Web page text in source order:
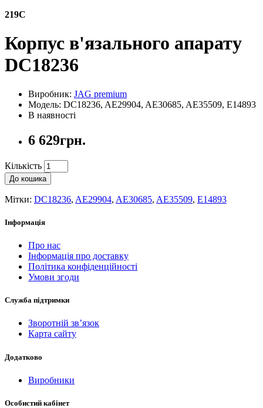
219C
Корпус в'язального апарату
DC18236
Виробник: JAG premium
Модель: DC18236, AE29904, AE30685, AE35509, E14893
В наявності
6 629грн.
Кількість
До кошика
Мітки: DC18236, AE29904, AE30685, AE35509, E14893
Інформація
Про нас
Інформація про доставку
Політика конфіденційності
Умови згоди
Служба підтримки
Зворотній зв’язок
Карта сайту
Додатково
Виробники
Особистий кабінет